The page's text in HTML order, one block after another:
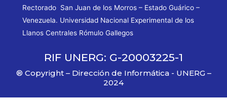
Rectorado San Juan de los Morros – Estado Guárico –
Venezuela. Universidad Nacional Experimental de los
Llanos Centrales Rómulo Gallegos
RIF UNERG: G-20003225-1
® Copyright – Dirección de Informática - UNERG –
2024